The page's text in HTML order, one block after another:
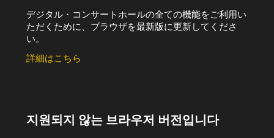
デジタル・コンサートホールの全ての機能をご利用い
ただくために、ブラウザを最新版に更新してくださ
い。
詳細はこちら
지원되지 않는 브라우저 버전입니다